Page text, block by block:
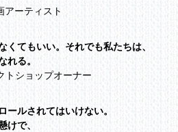
ーティスト
てもいい。それでも私たちは、
れる。
ショップオーナー
ルされてはいけない。
けで、